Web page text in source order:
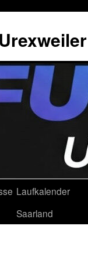
Laufkalender
Saarland